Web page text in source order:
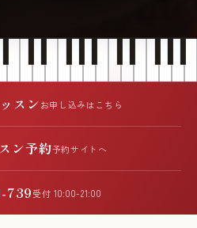
スンお申し込みはこちら
ン予約予約サイトへ
739受付 10:00-21:00